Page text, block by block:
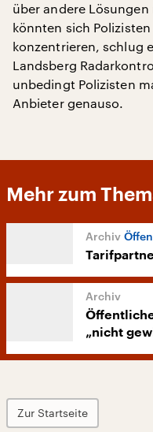
über andere
könnten sich
konzentrieren, schlug
Landsberg
unbedingt Polizisten
Anbieter genauso.
Mehr zum
„nicht
Zur Startseite